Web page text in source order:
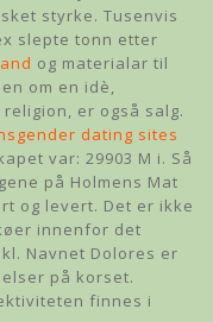
styrke. Tusenvis
slepte tonn etter
og materialar til
om en idè,
er også salg.
dating sites
var: 29903 M i. Så
på Holmens Mat
og levert. Det er ikke
innenfor det
Navnet Dolores er
på korset.
finnes i